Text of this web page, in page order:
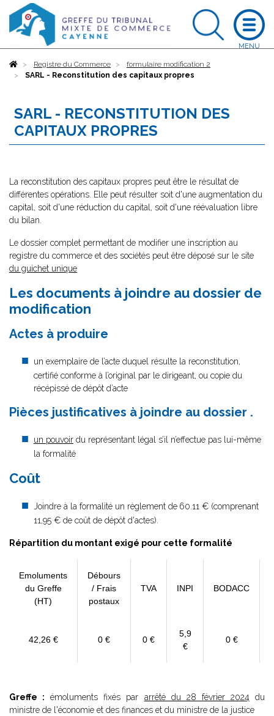
AccueilRegistre du Commerce
formulaire modification 2
SARL - Reconstitution des capitaux propres
SARL - RECONSTITUTION DES
CAPITAUX PROPRES
La reconstitution des capitaux propres peut être le résultat de
différentes opérations. Elle peut résulter soit d'une augmentation du
capital, soit d'une réduction du capital, soit d'une réévaluation libre
du bilan.
Le dossier complet permettant de modifier une inscription au
registre du commerce et des sociétés peut être déposé sur le site
du guichet unique
Les documents à joindre au dossier de
modification
Actes à produire
un exemplaire de l’acte duquel résulte la reconstitution,
certifié conforme à l’original par le dirigeant, ou copie du
récépissé de dépôt d’acte
Pièces justificatives à joindre au dossier .
un pouvoir du représentant légal s’il n’effectue pas lui-même
la formalité
Coût
Joindre à la formalité un règlement de 60.11 € (comprenant
11,95 € de coût de dépôt d'actes).
Répartition du montant exigé pour cette formalité
Emoluments
du Greffe
(HT)
Débours
/ Frais
postaux
TVA INPI BODACC
42,26 € 0 € 0 €
5,9
€
0 €
Greffe : émoluments fixés par arrêté du 28 février 2024 du
ministre de l'économie et des finances et du ministre de la justice